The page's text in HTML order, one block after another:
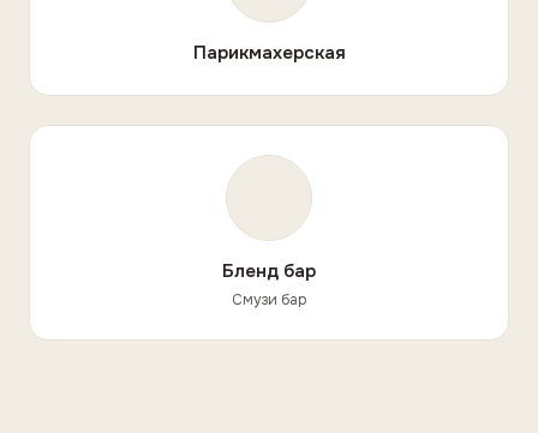
Парикмахерская
Бленд бар
Смузи бар